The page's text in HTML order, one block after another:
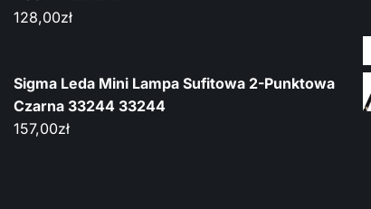
128,00zł
Sigma Leda Mini Lampa Sufitowa 2-Punktowa
Czarna 33244 33244
157,00zł